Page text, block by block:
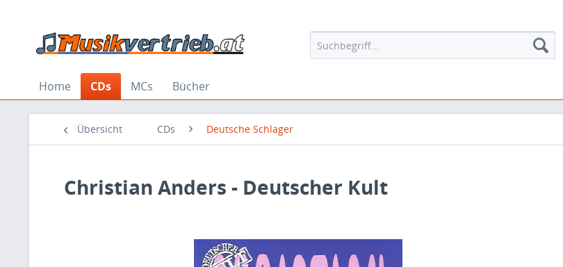
Home CDs MCs Bücher
Übersicht CDs Deutsche Schlager
Christian Anders - Deutscher Kult